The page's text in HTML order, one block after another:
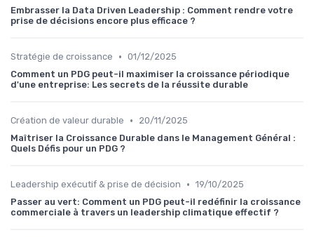
Embrasser la Data Driven Leadership : Comment rendre votre
prise de décisions encore plus efficace ?
Stratégie de croissance • 01/12/2025
Comment un PDG peut-il maximiser la croissance périodique
d'une entreprise: Les secrets de la réussite durable
Création de valeur durable •
20/11/2025
Maîtriser la Croissance Durable dans le Management Général :
Quels Défis pour un PDG ?
Leadership exécutif & prise de décision • 19/10/2025
Passer au vert: Comment un PDG peut-il redéfinir la croissance
commerciale à travers un leadership climatique effectif ?